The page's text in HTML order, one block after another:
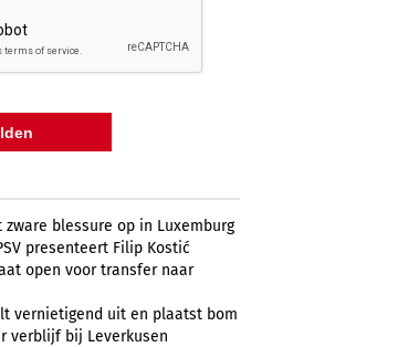
zware blessure op in Luxemburg
presenteert Filip Kostić
open voor transfer naar
vernietigend uit en plaatst bom
verblijf bij Leverkusen